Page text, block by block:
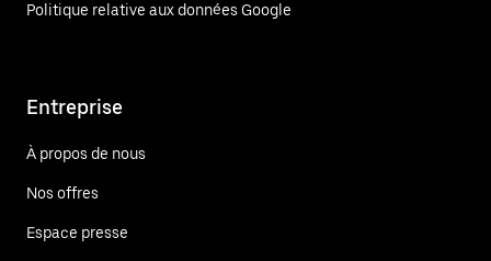
Politique relative aux données Google
Entreprise
À propos de nous
Nos offres
Espace presse